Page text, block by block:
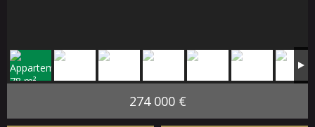
274 000 €